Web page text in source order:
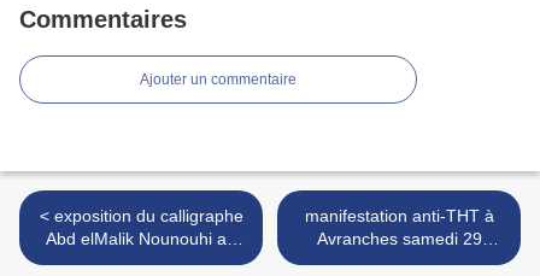
Commentaires
Ajouter un commentaire
< exposition du calligraphe
Abd elMalik Nounouhi au
Scriptorial d'Avranches (50)
manifestation anti-THT à
Avranches samedi 29
septembre 2012 - photos et